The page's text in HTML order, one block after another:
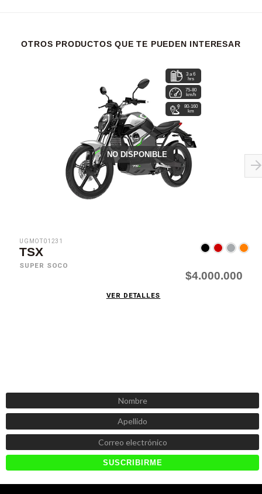
OTROS PRODUCTOS QUE TE PUEDEN INTERESAR
NO DISPONIBLE
3 a 6
hrs
75-80
km/h
80-160
km
UGMOT01231
TSX
SUPER SOCO
$4.000.000
VER DETALLES